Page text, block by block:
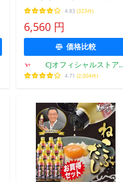
OLT 果実酢 飲むお酢 みちょ ミ
チョ 公式 ざくろ アセロラ キ
ウイ アサイー
4.83 (323件)
6,560 円
価格比較
CJオフィシャルストア
Yahoo!ショッピング店
4.71 (2,004件)